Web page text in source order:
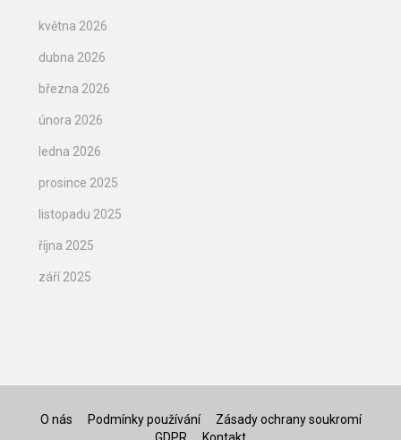
května 2026
dubna 2026
března 2026
února 2026
ledna 2026
prosince 2025
listopadu 2025
října 2025
září 2025
O nás Podmínky používání
Zásady ochrany soukromí